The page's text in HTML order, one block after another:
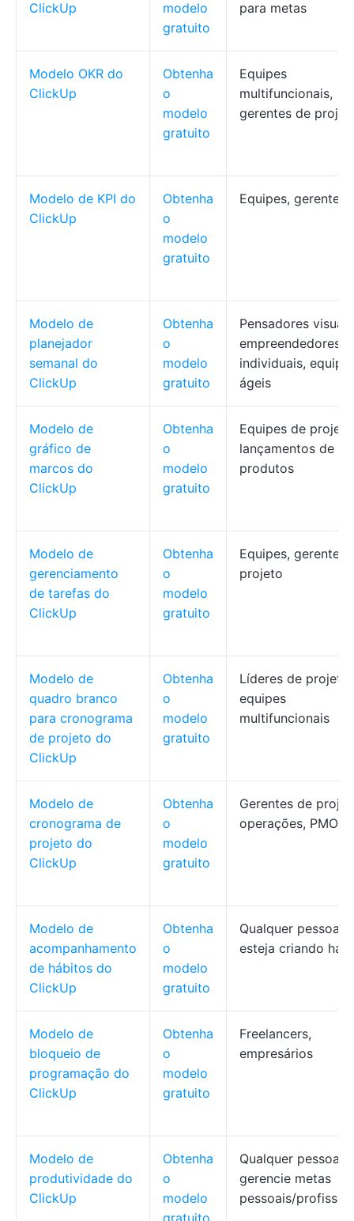
ClickUp
modelo
gratuito
para metas
Modelo OKR do
ClickUp
Obtenha
o
modelo
gratuito
Equipes
multifuncionais,
gerentes de
Modelo de KPI do
ClickUp
Obtenha
o
modelo
gratuito
Equipes, gerentes
Modelo de
planejador
semanal do
ClickUp
Obtenha
o
modelo
gratuito
Pensadores
empreendedores
individuais,
ágeis
Modelo de
gráfico de
marcos do
ClickUp
Obtenha
o
modelo
gratuito
Equipes de
lançamentos de
produtos
Modelo de
gerenciamento
de tarefas do
ClickUp
Obtenha
o
modelo
gratuito
Equipes, gerentes
projeto
Modelo de
quadro branco
para cronograma
de projeto do
ClickUp
Obtenha
o
modelo
gratuito
Líderes de projeto,
equipes
multifuncionais
Modelo de
cronograma de
projeto do
ClickUp
Obtenha
o
modelo
gratuito
Gerentes de
operações, PMOs
Modelo de
acompanhamento
de hábitos do
ClickUp
Obtenha
o
modelo
gratuito
Qualquer pessoa
esteja criando
Modelo de
bloqueio de
programação do
ClickUp
Obtenha
o
modelo
gratuito
Freelancers,
empresários
Modelo de
produtividade do
ClickUp
Obtenha
o
modelo
gratuito
Qualquer pessoa
gerencie metas
pessoais/